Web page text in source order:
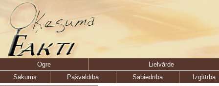
Ogre
Lielvārde
Sākums
Pašvaldība Sabiedrība
Izglītība